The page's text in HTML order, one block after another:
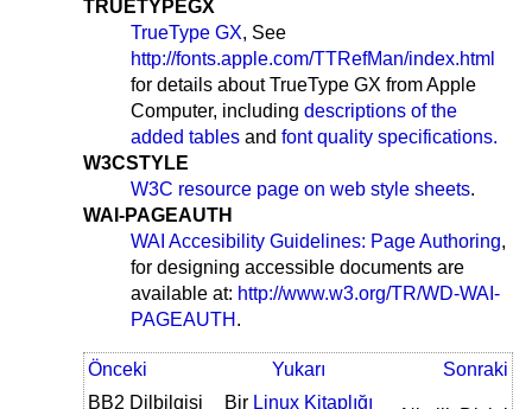
TRUETYPEGX
TrueType GX, See
http://fonts.apple.com/TTRefMan/index.html
for details about TrueType GX from Apple
Computer, including descriptions of the
added tables and font quality specifications.
W3CSTYLE
W3C resource page on web style sheets.
WAI-PAGEAUTH
WAI Accesibility Guidelines: Page Authoring,
for designing accessible documents are
available at: http://www.w3.org/TR/WD-WAI-
PAGEAUTH .
Önceki Yukarı
Sonraki
BB2 Dilbilgisi
Bir Linux Kitaplığı